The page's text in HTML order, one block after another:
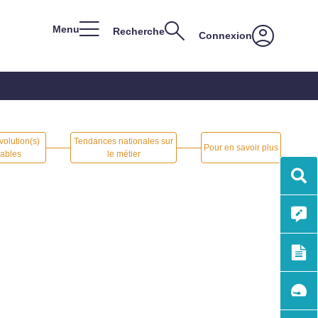
Menu Recherche Connexion
des
Tendances nationales sur
le métier
Pour en savoir plus